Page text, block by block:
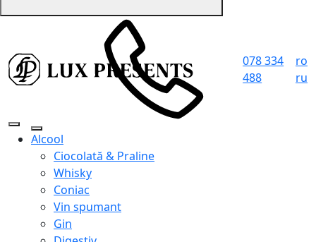
078 334
488
ro
ru
Alcool
Ciocolată & Praline
Whisky
Coniac
Vin spumant
Gin